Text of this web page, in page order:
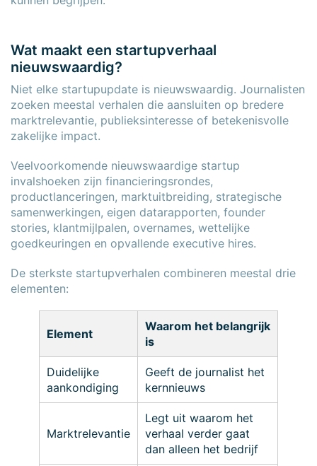
Wat maakt een startupverhaal
nieuwswaardig?
Niet elke startupupdate is nieuwswaardig. Journalisten
zoeken meestal verhalen die aansluiten op bredere
marktrelevantie, publieksinteresse of betekenisvolle
zakelijke impact.
Veelvoorkomende nieuwswaardige startup
invalshoeken zijn financieringsrondes,
productlanceringen, marktuitbreiding, strategische
samenwerkingen, eigen datarapporten, founder
stories, klantmijlpalen, overnames, wettelijke
goedkeuringen en opvallende executive hires.
De sterkste startupverhalen combineren meestal drie
elementen:
Element
Waarom het belangrijk
is
Duidelijke
aankondiging
Geeft de journalist het
kernnieuws
Marktrelevantie
Legt uit waarom het
verhaal verder gaat
dan alleen het bedrijf